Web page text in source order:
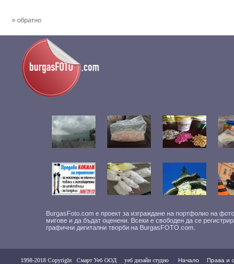
» обратно
BurgasFoto.com е проект за изграждане на портфолио на
мигове и да бъдат оценени. Всеки е свободен да се
графични дигитални творби на BurgasFOTO.com.
1998-2018 Copyright Смарт Уеб ООД уеб дизайн студио Начало Права и